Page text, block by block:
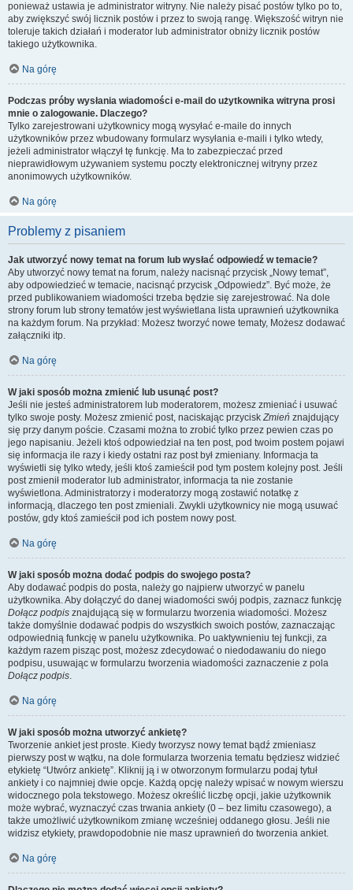
ponieważ ustawia je administrator witryny. Nie należy pisać postów tylko po to,
aby zwiększyć swój licznik postów i przez to swoją rangę. Większość witryn nie
toleruje takich działań i moderator lub administrator obniży licznik postów
takiego użytkownika.
Na górę
Podczas próby wysłania wiadomości e-mail do użytkownika witryna prosi
mnie o zalogowanie. Dlaczego?
Tylko zarejestrowani użytkownicy mogą wysyłać e-maile do innych
użytkowników przez wbudowany formularz wysyłania e-maili i tylko wtedy,
jeżeli administrator włączył tę funkcję. Ma to zabezpieczać przed
nieprawidłowym używaniem systemu poczty elektronicznej witryny przez
anonimowych użytkowników.
Na górę
Problemy z pisaniem
Jak utworzyć nowy temat na forum lub wysłać odpowiedź w temacie?
Aby utworzyć nowy temat na forum, należy nacisnąć przycisk „Nowy temat”,
aby odpowiedzieć w temacie, nacisnąć przycisk „Odpowiedz”. Być może, że
przed publikowaniem wiadomości trzeba będzie się zarejestrować. Na dole
strony forum lub strony tematów jest wyświetlana lista uprawnień użytkownika
na każdym forum. Na przykład: Możesz tworzyć nowe tematy, Możesz dodawać
załączniki itp.
Na górę
W jaki sposób można zmienić lub usunąć post?
Jeśli nie jesteś administratorem lub moderatorem, możesz zmieniać i usuwać
tylko swoje posty. Możesz zmienić post, naciskając przyciskZmień znajdujący
się przy danym poście. Czasami można to zrobić tylko przez pewien czas po
jego napisaniu. Jeżeli ktoś odpowiedział na ten post, pod twoim postem pojawi
się informacja ile razy i kiedy ostatni raz post był zmieniany. Informacja ta
wyświetli się tylko wtedy, jeśli ktoś zamieścił pod tym postem kolejny post. Jeśli
post zmienił moderator lub administrator, informacja ta nie zostanie
wyświetlona. Administratorzy i moderatorzy mogą zostawić notatkę z
informacją, dlaczego ten post zmieniali. Zwykli użytkownicy nie mogą usuwać
postów, gdy ktoś zamieścił pod ich postem nowy post.
Na górę
W jaki sposób można dodać podpis do swojego posta?
Aby dodawać podpis do posta, należy go najpierw utworzyć w panelu
użytkownika. Aby dołączyć do danej wiadomości swój podpis, zaznacz funkcję
Dołącz podpis znajdującą się w formularzu tworzenia wiadomości. Możesz
także domyślnie dodawać podpis do wszystkich swoich postów, zaznaczając
odpowiednią funkcję w panelu użytkownika. Po uaktywnieniu tej funkcji, za
każdym razem pisząc post, możesz zdecydować o niedodawaniu do niego
podpisu, usuwając w formularzu tworzenia wiadomości zaznaczenie z pola
Dołącz podpis.
Na górę
W jaki sposób można utworzyć ankietę?
Tworzenie ankiet jest proste. Kiedy tworzysz nowy temat bądź zmieniasz
pierwszy post w wątku, na dole formularza tworzenia tematu będziesz widzieć
etykietę “Utwórz ankietę”. Kliknij ją i w otworzonym formularzu podaj tytuł
ankiety i co najmniej dwie opcje. Każdą opcję należy wpisać w nowym wierszu
widocznego pola tekstowego. Możesz określić liczbę opcji, jakie użytkownik
może wybrać, wyznaczyć czas trwania ankiety (0 – bez limitu czasowego), a
także umożliwić użytkownikom zmianę wcześniej oddanego głosu. Jeśli nie
widzisz etykiety, prawdopodobnie nie masz uprawnień do tworzenia ankiet.
Na górę